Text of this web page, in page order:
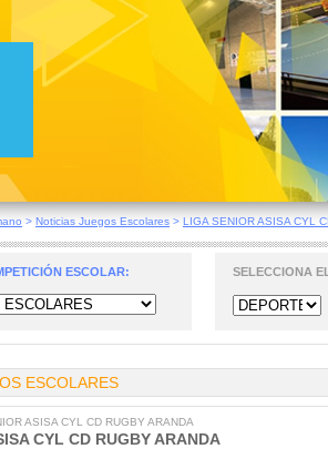
> Noticias Juegos Escolares > LIGA SENIOR ASISA CYL
ESCOLAR: SELECCIONA EL
ESCOLARES
ASISA CYL CD RUGBY ARANDA
CYL CD RUGBY ARANDA